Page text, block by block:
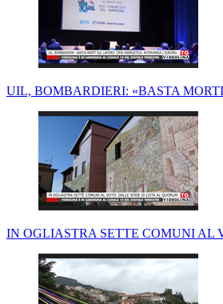
UIL, BOMBARDIERI: «BASTA
IN OGLIASTRA SETTE COMUNI AL